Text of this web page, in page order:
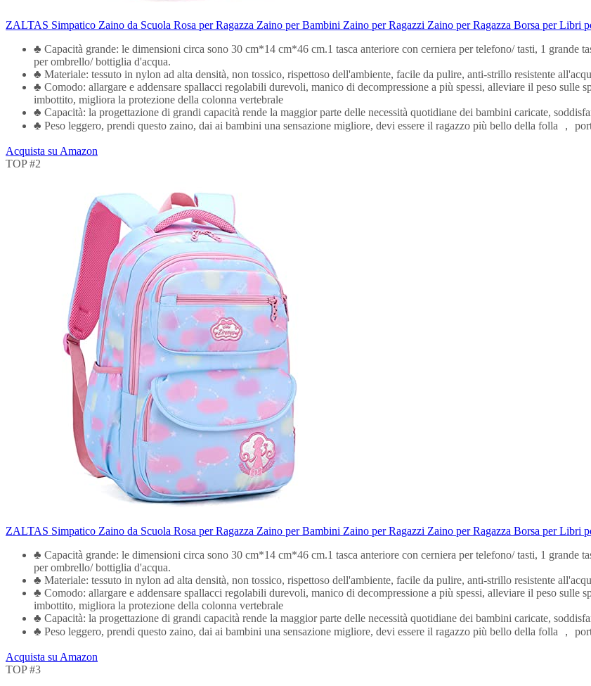
ZALTAS Simpatico Zaino da Scuola Rosa per Ragazza Zaino per Bambini Zaino per Ragazzi Zaino per Ragazza Borsa per Libri
♣ Capacità grande: le dimensioni circa sono 30 cm*14 cm*46 cm.1 tasca anteriore con cerniera per telefono/ tasti, 1 grande
per ombrello/ bottiglia d'acqua.
♣ Materiale: tessuto in nylon ad alta densità, non tossico, rispettoso dell'ambiente, facile da pulire, anti-strillo resistente
♣ Comodo: allargare e addensare spallacci regolabili durevoli, manico di decompressione a più spessi, alleviare il peso sulle
imbottito, migliora la protezione della colonna vertebrale
♣ Capacità: la progettazione di grandi capacità rende la maggior parte delle necessità quotidiane dei bambini caricate,
♣ Peso leggero, prendi questo zaino, dai ai bambini una sensazione migliore, devi essere il ragazzo più bello della folla ，
Acquista su Amazon
TOP #2
ZALTAS Simpatico Zaino da Scuola Rosa per Ragazza Zaino per Bambini Zaino per Ragazzi Zaino per Ragazza Borsa per Libri
♣ Capacità grande: le dimensioni circa sono 30 cm*14 cm*46 cm.1 tasca anteriore con cerniera per telefono/ tasti, 1 grande
per ombrello/ bottiglia d'acqua.
♣ Materiale: tessuto in nylon ad alta densità, non tossico, rispettoso dell'ambiente, facile da pulire, anti-strillo resistente
♣ Comodo: allargare e addensare spallacci regolabili durevoli, manico di decompressione a più spessi, alleviare il peso sulle
imbottito, migliora la protezione della colonna vertebrale
♣ Capacità: la progettazione di grandi capacità rende la maggior parte delle necessità quotidiane dei bambini caricate,
♣ Peso leggero, prendi questo zaino, dai ai bambini una sensazione migliore, devi essere il ragazzo più bello della folla ，
Acquista su Amazon
TOP #3